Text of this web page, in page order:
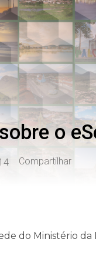
o
Compartilhar
do Ministério da